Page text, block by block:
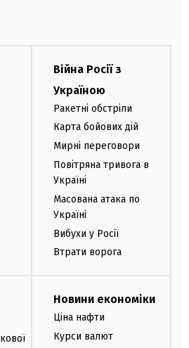
Війна Росії з
Україною
Ракетні обстріли
Карта бойових дій
Мирні переговори
Повітряна тривога в
Україні
Масована атака по
Україні
Вибухи у Росії
Втрати ворога
Новини економіки
Ціна нафти
Курси валют